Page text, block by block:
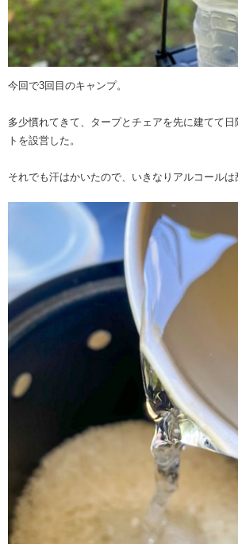
今回で3回目のキャンプ。
多少慣れてきて、タープとチェアを先に建てて
トを設営した。
それでも汗はかいたので、いきなりアルコールは